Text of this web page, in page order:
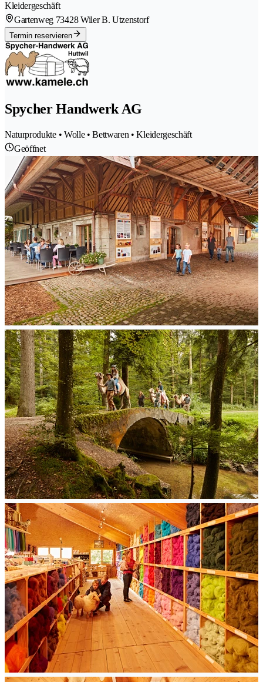
Kleidergeschäft
Gartenweg 73428 Wiler B. Utzenstorf
Termin reservieren
Spycher Handwerk AG
Naturprodukte • Wolle • Bettwaren • Kleidergeschäft
Geöffnet